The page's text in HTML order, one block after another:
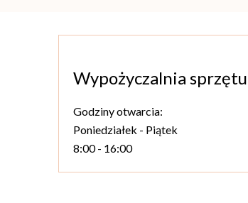
Wypożyczalnia sprzętu
Godziny otwarcia:
Poniedziałek - Piątek
8:00 - 16:00